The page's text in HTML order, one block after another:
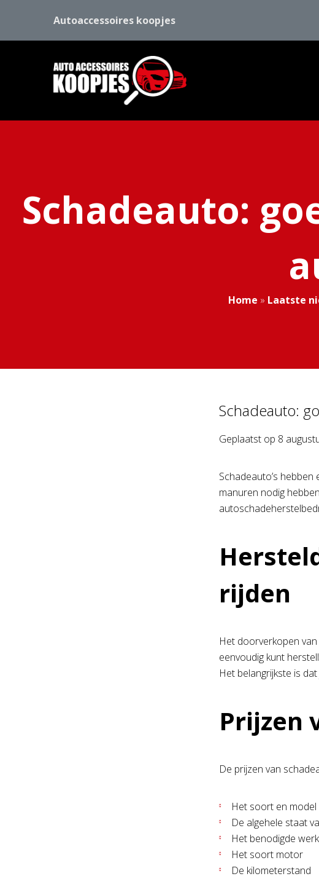
Autoaccessoires koopjes
Schadeauto:
Home » Laatste
Schadeauto:
Geplaatst op 8
Schadeauto’s
manuren nodig
rijden
Het doorverkopen
eenvoudig kunt
Het belangrijkste is
Prijzen
De prijzen van
Het soort en
De algehele staat
Het benodigde
Het soort motor
De kilometerstand